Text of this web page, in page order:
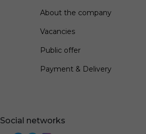
About the company
Vacancies
Public offer
Payment & Delivery
Social networks